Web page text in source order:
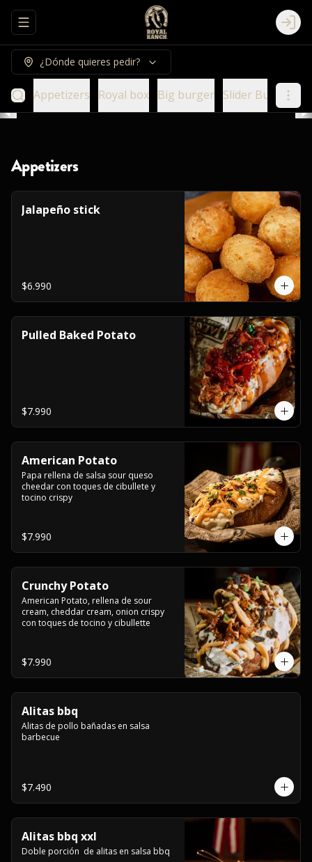
Abrir menu de navegación Login
¿Dónde quieres pedir?
Appetizers Royal box Big burger Slider Burger
Appetizers
Jalapeño stick
$6.990
Pulled Baked Potato
$7.990
American Potato
Papa rellena de salsa sour queso
cheedar con toques de cibullete y
tocino crispy
$7.990
Crunchy Potato
American Potato, rellena de sour
cream, cheddar cream, onion crispy
con toques de tocino y cibullette
$7.990
Alitas bbq
Alitas de pollo bañadas en salsa
barbecue
$7.490
Alitas bbq xxl
Doble porción  de alitas en salsa bbq